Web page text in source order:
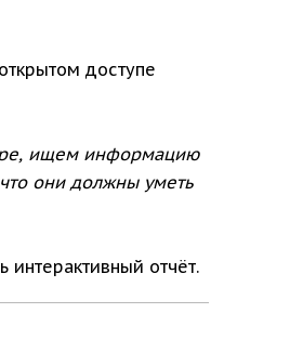
доступе
ищем информацию
они должны уметь
интерактивный отчёт.